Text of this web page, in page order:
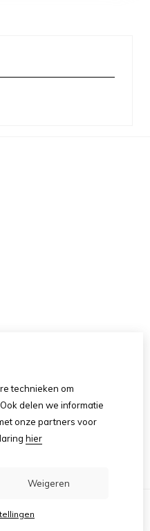
technieken om
delen we informatie
onze partners voor
hier
Weigeren